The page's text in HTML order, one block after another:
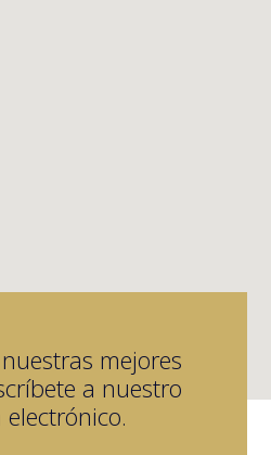
mejores
a nuestro